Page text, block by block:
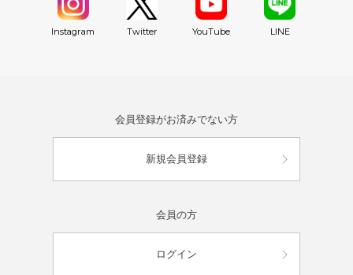
Instagram Twitter YouTube LINE
会員登録がお済みでない方
新規会員登録
会員の方
ログイン